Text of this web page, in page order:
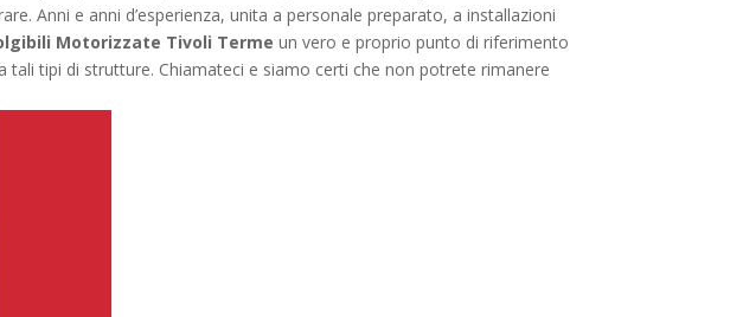
Anni e anni d’esperienza, unita a personale preparato, a installazioni
Motorizzate Tivoli Terme un vero e proprio punto di riferimento
tali tipi di strutture. Chiamateci e siamo certi che non potrete rimanere